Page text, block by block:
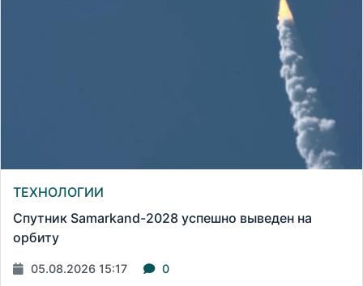
ТЕХНОЛОГИИ
Спутник Samarkand-2028 успешно выведен на
орбиту
05.08.2026 15:17 0